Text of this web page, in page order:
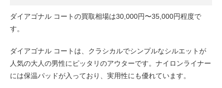
ダイアゴナル コートの買取相場は30,000円〜35,000円程度で
す。
ダイアゴナル コートは、クラシカルでシンプルなシルエットが
人気の大人の男性にピッタリのアウターです。ナイロンライナー
には保温パッドが入っており、実用性にも優れています。